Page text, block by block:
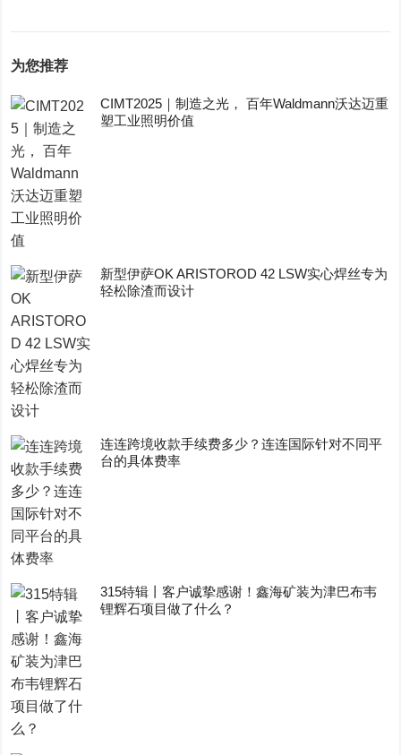
为您推荐
CIMT2025｜制造之光， 百年Waldmann沃达迈重
塑工业照明价值
新型伊萨OK ARISTOROD 42 LSW实心焊丝专为
轻松除渣而设计
连连跨境收款手续费多少？连连国际针对不同平
台的具体费率
315特辑丨客户诚挚感谢！鑫海矿装为津巴布韦
锂辉石项目做了什么？